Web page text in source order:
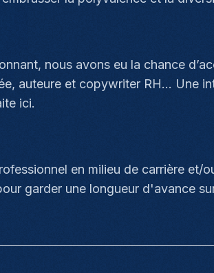
nous avons eu la chance
auteure et copywriter RH… Une
ici.
en milieu de carrière et/
garder une longueur d'avance